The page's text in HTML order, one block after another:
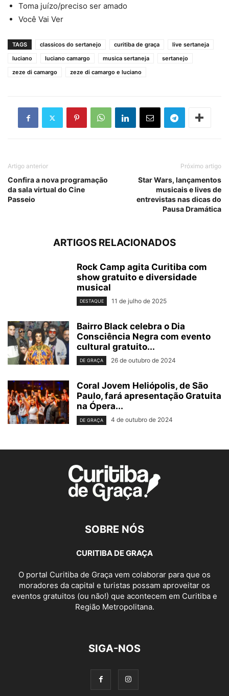
Toma juízo/preciso ser amado
Você Vai Ver
TAGS classicos do sertanejo curitiba de graça
live sertaneja
luciano
luciano camargo musica sertaneja
sertanejo
zeze di camargo
zeze di camargo e luciano
Artigo anterior
Confira a nova programação
da sala virtual do Cine
Passeio
Próximo artigo
Star Wars, lançamentos
musicais e lives de
entrevistas nas dicas do
Pausa Dramática
ARTIGOS RELACIONADOS
Rock Camp agita Curitiba com
show gratuito e diversidade
musical
DESTAQUE 11 de julho de 2025
Bairro Black celebra o Dia
Consciência Negra com evento
cultural gratuito...
DE GRAÇA 26 de outubro de 2024
Coral Jovem Heliópolis, de São
Paulo, fará apresentação Gratuita
na Ópera...
DE GRAÇA 4 de outubro de 2024
SOBRE NÓS
CURITIBA DE GRAÇA
O portal Curitiba de Graça vem colaborar para que os
moradores da capital e turistas possam aproveitar os
eventos gratuitos (ou não!) que acontecem em Curitiba e
Região Metropolitana.
SIGA-NOS